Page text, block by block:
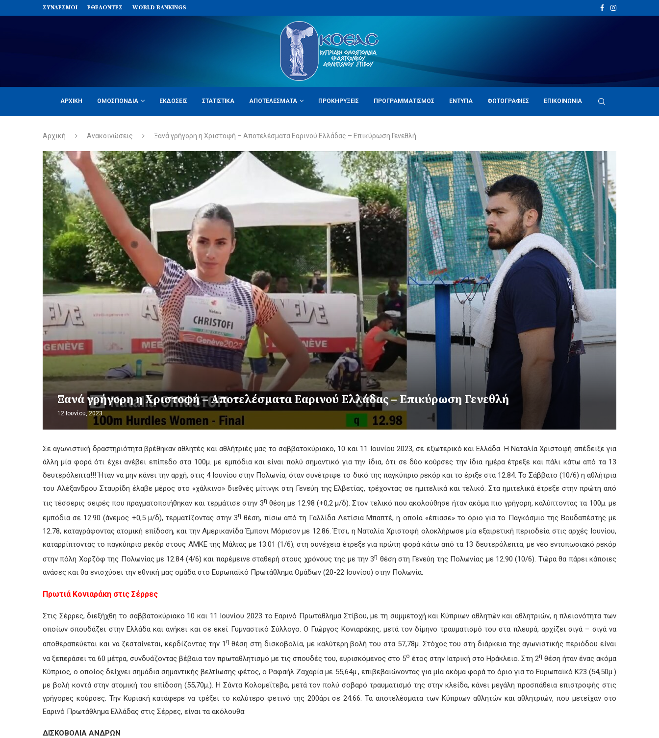
ΣΥΝΔΈΣΜΟΙ ΕΘΕΛΟΝΤΈΣ WORLD RANKINGS
ΑΡΧΙΚΉ ΟΜΟΣΠΟΝΔΊΑ ΕΚΔΌΣΕΙΣ ΣΤΑΤΙΣΤΙΚΆ ΑΠΟΤΕΛΈΣΜΑΤΑ ΠΡΟΚΗΡΎΞΕΙΣ ΠΡΟΓΡΑΜΜΑΤΙΣΜΌΣ ΈΝΤΥΠΑ ΦΩΤΟΓΡΑΦΊΕΣ ΕΠΙΚΟΙΝΩΝΊΑ
Αρχική Ανακοινώσεις Ξανά γρήγορη η Χριστοφή – Αποτελέσματα Εαρινού Ελλάδας – Επικύρωση Γενεθλή
Ξανά γρήγορη η Χριστοφή – Αποτελέσματα Εαρινού Ελλάδας – Επικύρωση Γενεθλή
12 Ιουνίου, 2023
Σε αγωνιστική δραστηριότητα βρέθηκαν αθλητές και αθλήτριές μας το σαββατοκύριακο, 10 και 11 Ιουνίου 2023, σε εξωτερικό και Ελλάδα. Η Ναταλία Χριστοφή απέδειξε για
άλλη μία φορά ότι έχει ανέβει επίπεδο στα 100μ. με εμπόδια και είναι πολύ σημαντικό για την ίδια, ότι σε δύο κούρσες την ίδια ημέρα έτρεξε και πάλι κάτω από τα 13
δευτερόλεπτα!!! Ήταν να μην κάνει την αρχή, στις 4 Ιουνίου στην Πολωνία, όταν συνέτριψε το δικό της παγκύπριο ρεκόρ και το έριξε στα 12.84. Το Σάββατο (10/6) η αθλήτρια
του Αλέξανδρου Σταυρίδη έλαβε μέρος στο «χάλκινο» διεθνές μίτινγκ στη Γενεύη της Ελβετίας, τρέχοντας σε ημιτελικά και τελικό. Στα ημιτελικά έτρεξε στην πρώτη από
τις τέσσερις σειρές που πραγματοποιήθηκαν και τερμάτισε στην 3η θέση με 12.98 (+0,2 μ/δ). Στον τελικό που ακολούθησε ήταν ακόμα πιο γρήγορη, καλύπτοντας τα 100μ. με
εμπόδια σε 12.90 (άνεμος +0,5 μ/δ), τερματίζοντας στην 3η θέση, πίσω από τη Γαλλίδα Λετίσια Μπαπτέ, η οποία «έπιασε» το όριο για το Παγκόσμιο της Βουδαπέστης με
12.78, καταγράφοντας ατομική επίδοση, και την Αμερικανίδα Έμπονι Μόρισον με 12.86. Έτσι, η Ναταλία Χριστοφή ολοκλήρωσε μία εξαιρετική περιοδεία στις αρχές Ιουνίου,
καταρρίπτοντας το παγκύπριο ρεκόρ στους ΑΜΚΕ της Μάλτας με 13.01 (1/6), στη συνέχεια έτρεξε για πρώτη φορά κάτω από τα 13 δευτερόλεπτα, με νέο εντυπωσιακό ρεκόρ
στην πόλη Χορζόφ της Πολωνίας με 12.84 (4/6) και παρέμεινε σταθερή στους χρόνους της με την 3η θέση στη Γενεύη της Πολωνίας με 12.90 (10/6). Τώρα θα πάρει κάποιες
ανάσες και θα ενισχύσει την εθνική μας ομάδα στο Ευρωπαϊκό Πρωτάθλημα Ομάδων (20-22 Ιουνίου) στην Πολωνία.
Πρωτιά Κονιαράκη στις Σέρρες
Στις Σέρρες, διεξήχθη το σαββατοκύριακο 10 και 11 Ιουνίου 2023 το Εαρινό Πρωτάθλημα Στίβου, με τη συμμετοχή και Κύπριων αθλητών και αθλητριών, η πλειονότητα των
οποίων σπουδάζει στην Ελλάδα και ανήκει και σε εκεί Γυμναστικό Σύλλογο. Ο Γιώργος Κονιαράκης, μετά τον δίμηνο τραυματισμό του στα πλευρά, αρχίζει σιγά – σιγά να
αποθεραπεύεται και να ζεσταίνεται, κερδίζοντας την 1 η θέση στη δισκοβολία, με καλύτερη βολή του στα 57,78μ. Στόχος του στη διάρκεια της αγωνιστικής περιόδου είναι
να ξεπεράσει τα 60 μέτρα, συνδυάζοντας βέβαια τον πρωταθλητισμό με τις σπουδές του, ευρισκόμενος στο 5ο έτος στην Ιατρική στο Ηράκλειο. Στη 2η θέση ήταν ένας ακόμα
Κύπριος, ο οποίος δείχνει σημάδια σημαντικής βελτίωσης φέτος, ο Ραφαήλ Ζαχαρία με 55,64μ., επιβεβαιώνοντας για μία ακόμα φορά το όριο για το Ευρωπαϊκό Κ23 (54,50μ.)
με βολή κοντά στην ατομική του επίδοση (55,70μ.). Η Σάντα Κολομεΐτεβα, μετά τον πολύ σοβαρό τραυματισμό της στην κλείδα, κάνει μεγάλη προσπάθεια επιστροφής στις
γρήγορες κούρσες. Την Κυριακή κατάφερε να τρέξει το καλύτερο φετινό της 200άρι σε 24.66. Τα αποτελέσματα των Κύπριων αθλητών και αθλητριών, που μετείχαν στο
Εαρινό Πρωτάθλημα Ελλάδας στις Σέρρες, είναι τα ακόλουθα:
ΔΙΣΚΟΒΟΛΙΑ ΑΝΔΡΩΝ